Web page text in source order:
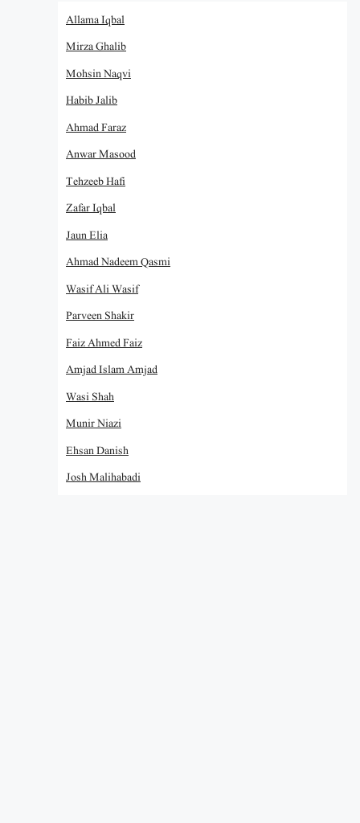
Allama Iqbal
Mirza Ghalib
Mohsin Naqvi
Habib Jalib
Ahmad Faraz
Anwar Masood
Tehzeeb Hafi
Zafar Iqbal
Jaun Elia
Ahmad Nadeem Qasmi
Wasif Ali Wasif
Parveen Shakir
Faiz Ahmed Faiz
Amjad Islam Amjad
Wasi Shah
Munir Niazi
Ehsan Danish
Josh Malihabadi